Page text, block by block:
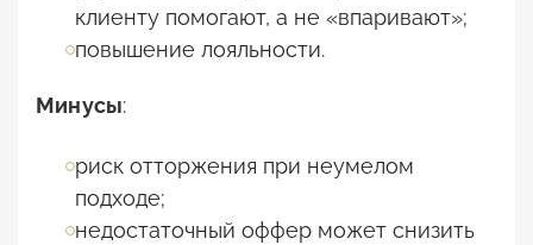
клиенту помогают, а не «впаривают»;
повышение лояльности.
Минусы:
риск отторжения при неумелом
подходе;
недостаточный оффер может снизить